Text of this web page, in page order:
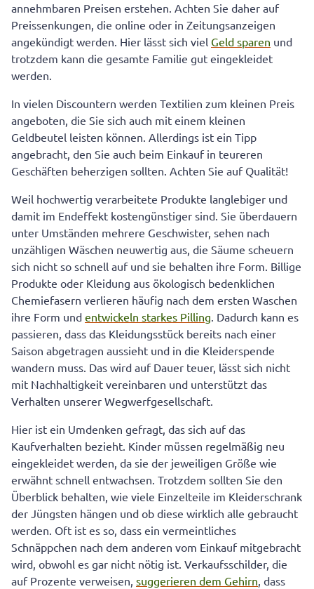
annehmbaren Preisen erstehen. Achten Sie daher auf
Preissenkungen, die online oder in Zeitungsanzeigen
angekündigt werden. Hier lässt sich viel Geld sparen und
trotzdem kann die gesamte Familie gut eingekleidet
werden.
In vielen Discountern werden Textilien zum kleinen Preis
angeboten, die Sie sich auch mit einem kleinen
Geldbeutel leisten können. Allerdings ist ein Tipp
angebracht, den Sie auch beim Einkauf in teureren
Geschäften beherzigen sollten. Achten Sie auf Qualität!
Weil hochwertig verarbeitete Produkte langlebiger und
damit im Endeffekt kostengünstiger sind. Sie überdauern
unter Umständen mehrere Geschwister, sehen nach
unzähligen Wäschen neuwertig aus, die Säume scheuern
sich nicht so schnell auf und sie behalten ihre Form. Billige
Produkte oder Kleidung aus ökologisch bedenklichen
Chemiefasern verlieren häufig nach dem ersten Waschen
ihre Form und entwickeln starkes Pilling. Dadurch kann es
passieren, dass das Kleidungsstück bereits nach einer
Saison abgetragen aussieht und in die Kleiderspende
wandern muss. Das wird auf Dauer teuer, lässt sich nicht
mit Nachhaltigkeit vereinbaren und unterstützt das
Verhalten unserer Wegwerfgesellschaft.
Hier ist ein Umdenken gefragt, das sich auf das
Kaufverhalten bezieht. Kinder müssen regelmäßig neu
eingekleidet werden, da sie der jeweiligen Größe wie
erwähnt schnell entwachsen. Trotzdem sollten Sie den
Überblick behalten, wie viele Einzelteile im Kleiderschrank
der Jüngsten hängen und ob diese wirklich alle gebraucht
werden. Oft ist es so, dass ein vermeintliches
Schnäppchen nach dem anderen vom Einkauf mitgebracht
wird, obwohl es gar nicht nötig ist. Verkaufsschilder, die
auf Prozente verweisen, suggerieren dem Gehirn, dass